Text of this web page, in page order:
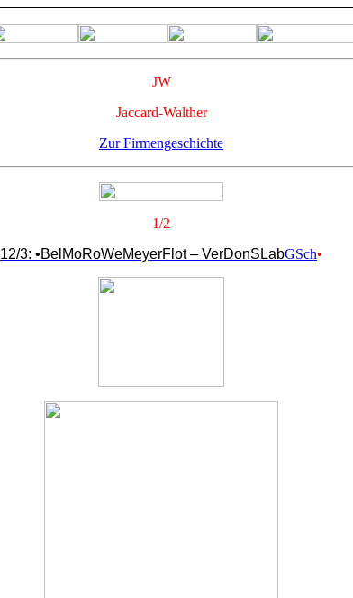
JW
Jaccard-Walther
Zur Firmengeschichte
1/2
12/3: •BelMoRoWeMeyerFlot – VerDonSLabGSch•